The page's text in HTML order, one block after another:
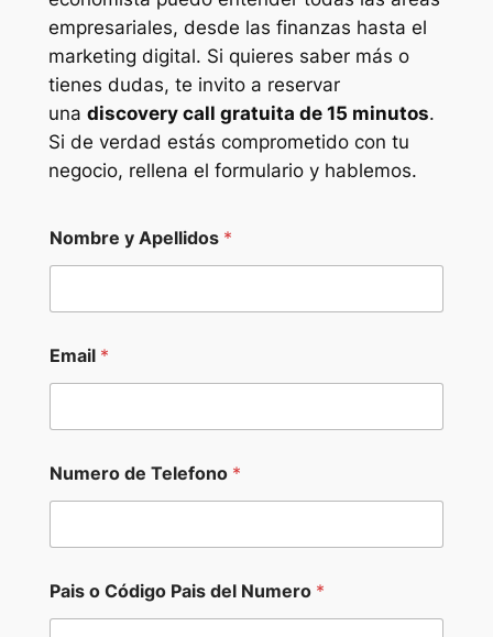
empresariales, desde las finanzas hasta el
marketing digital. Si quieres saber más o
tienes dudas, te invito a reservar
una discovery call gratuita de 15 minutos.
Si de verdad estás comprometido con tu
negocio, rellena el formulario y hablemos.
Nombre y Apellidos *
Email *
ó
d
g
P
a
g
Numero de Telefono *
Pais o Código Pais del Numero *